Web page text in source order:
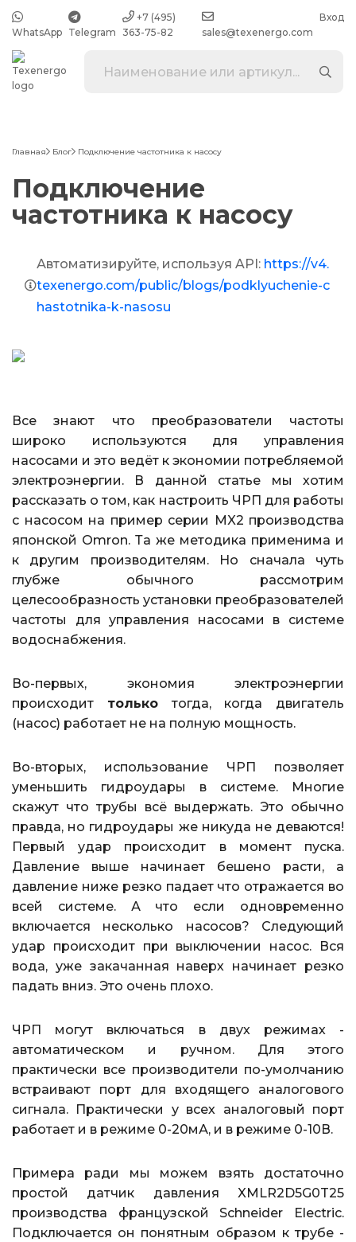
WhatsApp Telegram
+7 (495)
363-75-82
sales@texenergo.com
Вход
Главная Блог Подключение частотника к насосу
Подключение
частотника к насосу
Автоматизируйте, используя API: https://v4.
texenergo.com/public/blogs/podklyuchenie-c
hastotnika-k-nasosu
Все знают что преобразователи частоты
широко используются для управления
насосами и это ведёт к экономии потребляемой
электроэнергии. В данной статье мы хотим
рассказать о том, как настроить ЧРП для работы
с насосом на пример серии MX2 производства
японской Omron. Та же методика применима и
к другим производителям. Но сначала чуть
глубже обычного рассмотрим
целесообразность установки преобразователей
частоты для управления насосами в системе
водоснабжения.
Во-первых, экономия электроэнергии
происходит толькотогда, когда двигатель
(насос) работает не на полную мощность.
Во-вторых, использование ЧРП позволяет
уменьшить гидроудары в системе. Многие
скажут что трубы всё выдержать. Это обычно
правда, но гидроудары же никуда не деваются!
Первый удар происходит в момент пуска.
Давление выше начинает бешено расти, а
давление ниже резко падает что отражается во
всей системе. А что если одновременно
включается несколько насосов? Следующий
удар происходит при выключении насос. Вся
вода, уже закачанная наверх начинает резко
падать вниз. Это очень плохо.
ЧРП могут включаться в двух режимах -
автоматическом и ручном. Для этого
практически все производители по-умолчанию
встраивают порт для входящего аналогового
сигнала. Практически у всех аналоговый порт
работает и в режиме 0-20мА, и в режиме 0-10В.
Примера ради мы можем взять достаточно
простой датчик давления XMLR2D5G0T25
производства французской Schneider Electric.
Подключается он понятным образом к трубе -